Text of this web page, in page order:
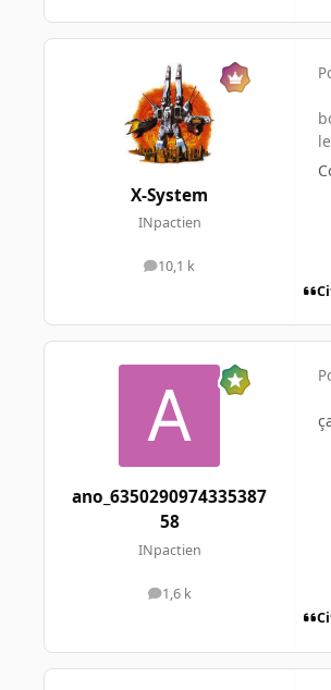
X-System
INpactien
10,1 k
messages
ano_6350290974335387
58
INpactien
1,6 k
messages